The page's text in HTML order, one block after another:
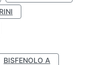
BISFENOLO A